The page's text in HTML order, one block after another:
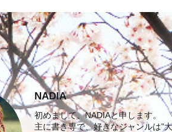
NADIA
初めまして、NADIAと申します。
主に書き専で、好きなジャンルは”